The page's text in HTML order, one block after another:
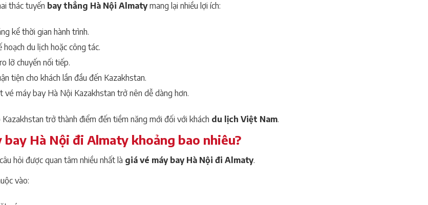
thác tuyến bay thẳng Hà Nội Almatymang lại nhiều lợi ích:
kể thời gian hành trình.
hoạch du lịch hoặc công tác.
lỡ chuyến nối tiếp.
tiện cho khách lần đầu đến Kazakhstan.
vé máy bay Hà Nội Kazakhstan trở nên dễ dàng hơn.
trở thành điểm đến tiềm năng mới đối với khách du lịch Việt Nam.
bay Hà Nội đi Almaty khoảng bao nhiêu?
hỏi được quan tâm nhiều nhất là giá vé máy bay Hà Nội đi Almaty.
vào: